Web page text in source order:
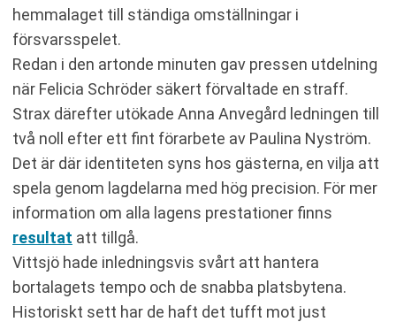
hemmalaget till ständiga omställningar i
försvarsspelet.
Redan i den artonde minuten gav pressen utdelning
när Felicia Schröder säkert förvaltade en straff.
Strax därefter utökade Anna Anvegård ledningen till
två noll efter ett fint förarbete av Paulina Nyström.
Det är där identiteten syns hos gästerna, en vilja att
spela genom lagdelarna med hög precision. För mer
information om alla lagens prestationer finns
resultat att tillgå.
Vittsjö hade inledningsvis svårt att hantera
bortalagets tempo och de snabba platsbytena.
Historiskt sett har de haft det tufft mot just